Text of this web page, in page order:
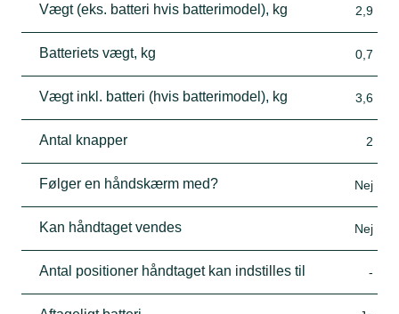
Vægt (eks. batteri hvis batterimodel), kg 2,9
Batteriets vægt, kg 0,7
Vægt inkl. batteri (hvis batterimodel), kg 3,6
Antal knapper 2
Følger en håndskærm med? Nej
Kan håndtaget vendes Nej
Antal positioner håndtaget kan indstilles til -